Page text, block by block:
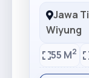
Jawa
Wiyung
55 M2